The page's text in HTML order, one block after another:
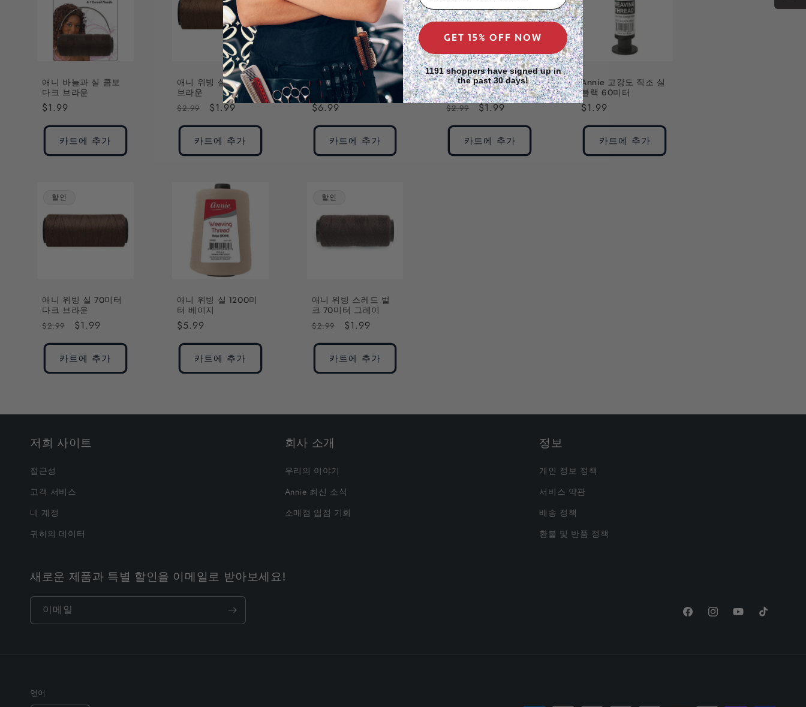
애니 바늘과 실 콤보
다크 브라운
정
가
$1.99
카트에 추가
애니 위빙 실 70미터
브라운
정
가
$2.99
할
인
가
$1.99
카트에 추가
애니 위빙 실 1200미
터 블랙 브라운
정
가
$6.99
카트에 추가
애니 위빙 스레드 벌
크 70미터 베이지
정
가
$2.99
할
인
가
$1.99
카트에 추가
Annie 고강도 직조 실
블랙 60미터
정
가
$1.99
카트에 추가
할인
애니 위빙 실 70미터
다크 브라운
정
가
$2.99
할
인
가
$1.99
카트에 추가
애니 위빙 실 1200미
터 베이지
정
가
$5.99
카트에 추가
할인
애니 위빙 스레드 벌
크 70미터 그레이
정
가
$2.99
할
인
가
$1.99
카트에 추가
저희 사이트
접근성
고객 서비스
내 계정
귀하의 데이터
회사 소개
우리의 이야기
Annie 최신 소식
소매점 입점 기회
정보
개인 정보 정책
서비스 약관
배송 정책
환불 및 반품 정책
새로운 제품과 특별 할인을 이메일로 받아보세요!
이메일
FacebookInstagramYouTubeTikTok
언어
GET 15% OFF NOW
1191 shoppers have signed up in
the past 30 days!